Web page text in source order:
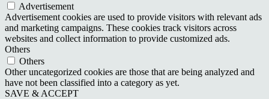
Advertisement
Advertisement cookies are used to provide visitors with relevant ads
and marketing campaigns. These cookies track visitors across
websites and collect information to provide customized ads.
Others
Others
Other uncategorized cookies are those that are being analyzed and
have not been classified into a category as yet.
SAVE & ACCEPT